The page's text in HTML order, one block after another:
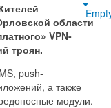
области
VPN-
троян.
push-
а также
модули.